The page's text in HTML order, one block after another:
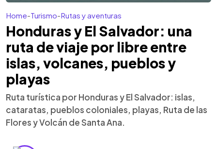
Home-Turismo-Rutas y aventuras
Honduras y El Salvador: una
ruta de viaje por libre entre
islas, volcanes, pueblos y
playas
Ruta turística por Honduras y El Salvador: islas,
cataratas, pueblos coloniales, playas, Ruta de las
Flores y Volcán de Santa Ana.